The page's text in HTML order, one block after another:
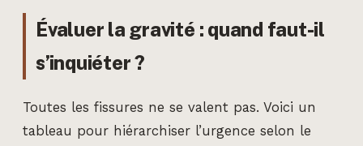
Évaluer la gravité : quand faut-il
s’inquiéter ?
Toutes les fissures ne se valent pas. Voici un
tableau pour hiérarchiser l’urgence selon le